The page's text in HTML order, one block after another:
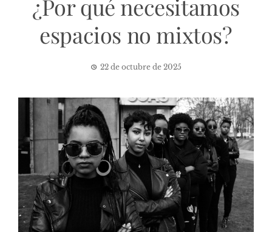
¿Por qué necesitamos
espacios no mixtos?
22 de octubre de 2025